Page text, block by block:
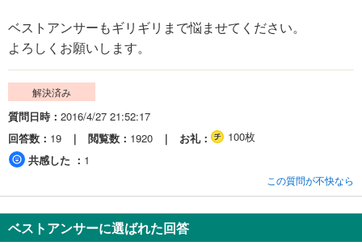
ベストアンサーもギリギリまで悩ませてください。
よろしくお願いします。
解決済み
質問日時
2016/4/27 21:52:17
回答数
19 閲覧数 1920 お礼
100枚
共感した
1
この質問が不快なら
ベストアンサーに選ばれた回答